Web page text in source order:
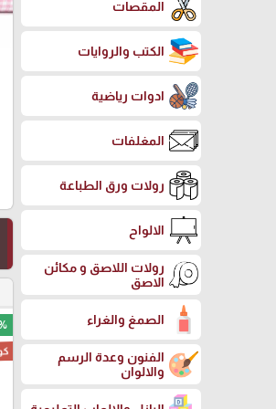
المقصات
الكتب والروايات
ادوات رياضية
المغلفات
رولات ورق الطباعة
الالواح
رولات اللاصق و مكائن
الاصق
الصمغ والغراء
الفنون وعدة الرسم
والالوان